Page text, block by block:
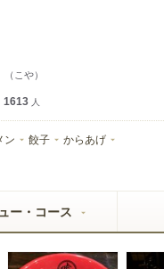
（こや）
1613 人
ン 餃子 からあげ
ー・コース